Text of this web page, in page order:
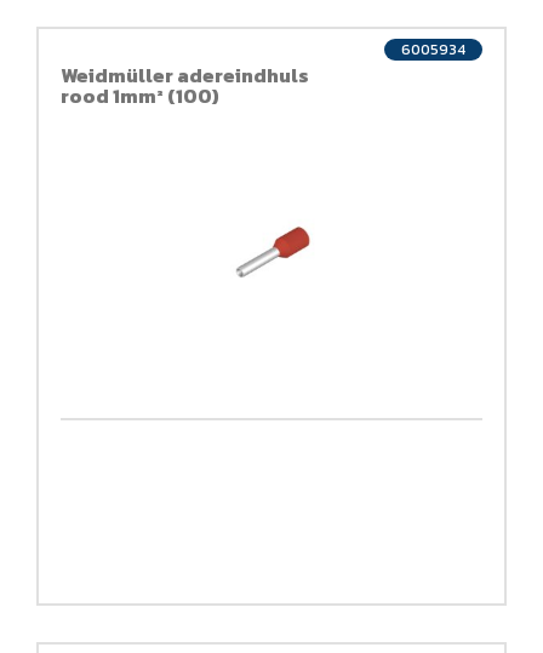
Weidmüller adereindhuls
rood 1mm² (100)
6005934